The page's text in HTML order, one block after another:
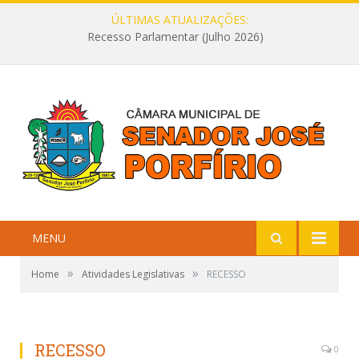
ÚLTIMAS ATUALIZAÇÕES:
Recesso Parlamentar (Julho 2026)
MENU
Home » Atividades Legislativas » RECESSO
RECESSO 0